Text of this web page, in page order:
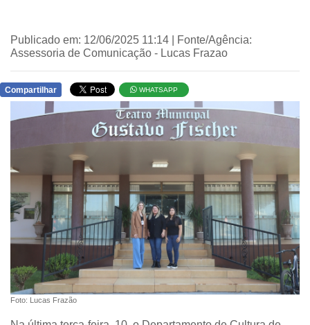
Publicado em: 12/06/2025 11:14 | Fonte/Agência:
Assessoria de Comunicação - Lucas Frazao
Compartilhar WHATSAPP
Foto: Lucas Frazão